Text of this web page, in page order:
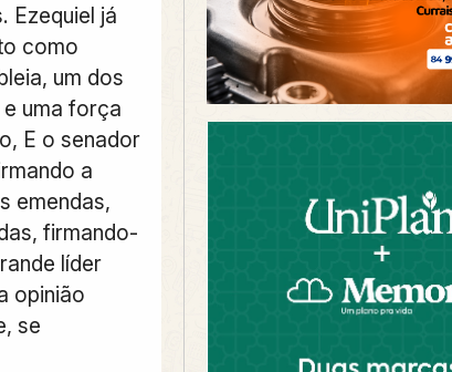
Ezequiel já
como
um dos
uma força
E o senador
a
emendas,
firmando-
líder
opinião
se